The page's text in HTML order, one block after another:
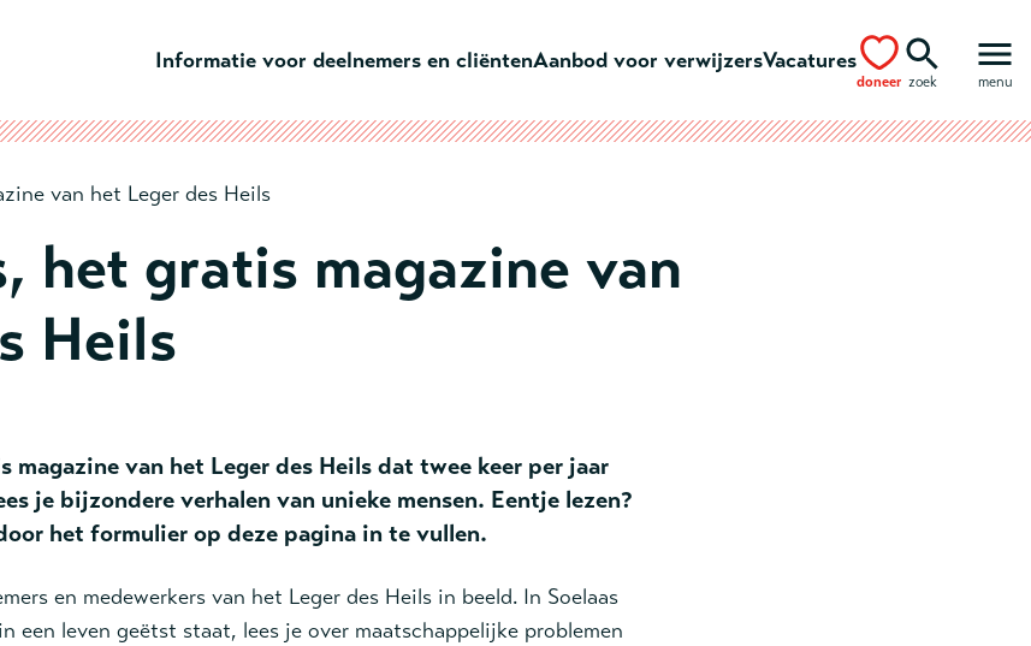
Informatie voor deelnemers en cliëntenAanbod voor verwijzersVacatures
doneer zoek menu
van het Leger des Heils
het gratis magazine van
Heils
magazine van het Leger des Heils dat twee keer per jaar
je bijzondere verhalen van unieke mensen. Eentje lezen?
het formulier op deze pagina in te vullen.
en medewerkers van het Leger des Heils in beeld. In Soelaas
een leven geëtst staat, lees je over maatschappelijke problemen